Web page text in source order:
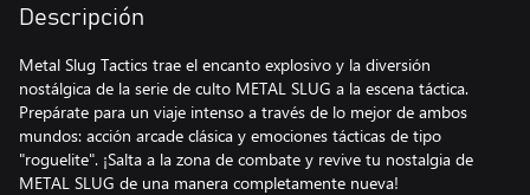
Descripción
Metal Slug Tactics trae el encanto explosivo y la diversión
nostálgica de la serie de culto METAL SLUG a la escena táctica.
Prepárate para un viaje intenso a través de lo mejor de ambos
mundos: acción arcade clásica y emociones tácticas de tipo
"roguelite". ¡Salta a la zona de combate y revive tu nostalgia de
METAL SLUG de una manera completamente nueva!